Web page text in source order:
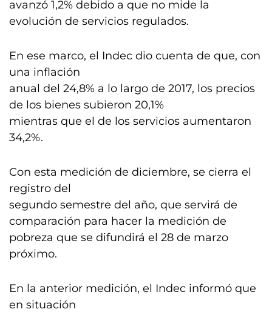
avanzó 1,2% debido a que no mide la
evolución de servicios regulados.
En ese marco, el Indec dio cuenta de que, con
una inflación
anual del 24,8% a lo largo de 2017, los precios
de los bienes subieron 20,1%
mientras que el de los servicios aumentaron
34,2%.
Con esta medición de diciembre, se cierra el
registro del
segundo semestre del año, que servirá de
comparación para hacer la medición de
pobreza que se difundirá el 28 de marzo
próximo.
En la anterior medición, el Indec informó que
en situación